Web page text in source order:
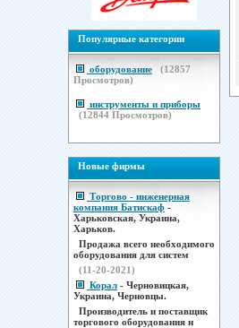
Популярные категории
оборудование (12857
Просмотров)
инструменты и приборы
(12844 Просмотров)
Новые фирмы
Торгово - инженерная
компания Батискаф -
Харьковская, Украина,
Харьков.
Продажа всего необходимого
оборудования для систем
(11-20-2021)
Корал - Черновицкая,
Украина, Черновцы.
Производитель и поставщик
торгового оборудования н